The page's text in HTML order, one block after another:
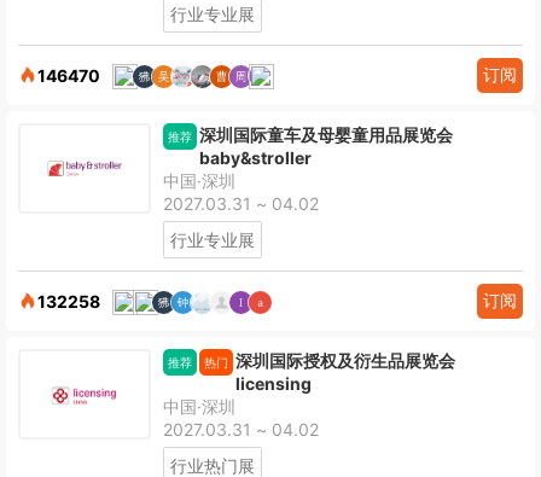
行业专业展
146470 订阅
推荐 深圳国际童车及母婴童用品展览会
baby&stroller
中国·深圳
2027.03.31 ~ 04.02
行业专业展
132258 订阅
推荐 热门 深圳国际授权及衍生品展览会
licensing
中国·深圳
2027.03.31 ~ 04.02
行业热门展